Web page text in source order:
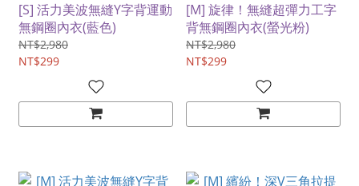
[S] 活力美波無縫Y字背運動
無鋼圈內衣(藍色)
NT$2,980
NT$299
[M] 旋律！無縫超彈力工字
背無鋼圈內衣(螢光粉)
NT$2,980
NT$299